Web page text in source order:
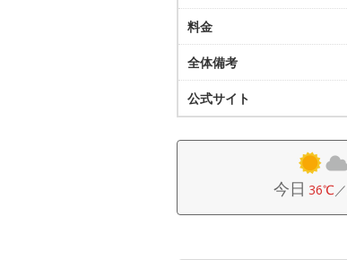
料金
全体備考
公式サイト
今日 36℃／